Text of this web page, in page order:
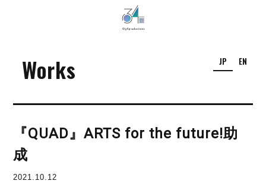
Works JP EN
『QUAD』ARTS for the future!助
成
2021.10.12